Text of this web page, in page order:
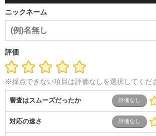
ム開発・SE・インフラ）
導体・制御）
警備・交通・建築・土木技術
介護
その他
ス
士業・コンサルティング 金融・商社
ービス
専業主婦（夫）
営業
ニックネーム
評価
※採点できない項目は評価なしを選択してくだ
審査はスムーズだったか
対応の速さ